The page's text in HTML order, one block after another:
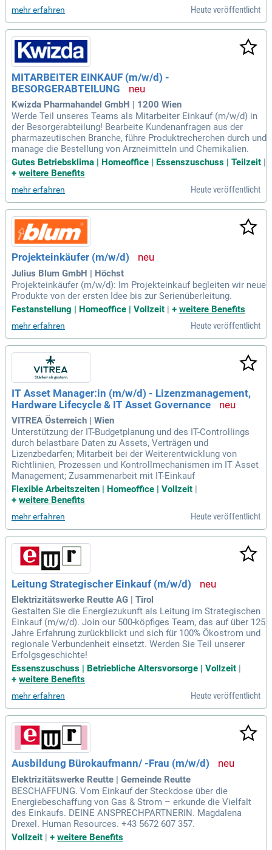
mehr erfahren Heute veröffentlicht
MITARBEITER EINKAUF (m/w/d) -
BESORGERABTEILUNG
Kwizda Pharmahandel GmbH | 1200 Wien
Werde Teil unseres Teams als Mitarbeiter Einkauf (m/w/d) in
der Besorgerabteilung! Bearbeite Kundenanfragen aus der
pharmazeutischen Branche, führe Produktrecherchen durch und
manage die Bestellung von Arzneimitteln und Chemikalien.
Gutes Betriebsklima | Homeoffice | Essenszuschuss | Teilzeit
+ weitere Benefits
mehr erfahren Heute veröffentlicht
Projekteinkäufer (m/w/d)
Julius Blum GmbH | Höchst
Projekteinkäufer (m/w/d): Im Projekteinkauf begleiten wir neue
Produkte von der ersten Idee bis zur Serienüberleitung.
Festanstellung | Homeoffice | Vollzeit | + weitere Benefits
mehr erfahren Heute veröffentlicht
IT Asset Manager:in (m/w/d) - Lizenzmanagement,
Hardware Lifecycle & IT Asset Governance
VITREA Österreich | Wien
Unterstützung der IT-Budgetplanung und des IT-Controllings
durch belastbare Daten zu Assets, Verträgen und
Lizenzbedarfen; Mitarbeit bei der Weiterentwicklung von
Richtlinien, Prozessen und Kontrollmechanismen im IT Asset
Management; Zusammenarbeit mit IT-Einkauf
Flexible Arbeitszeiten | Homeoffice | Vollzeit |
+ weitere Benefits
mehr erfahren Heute veröffentlicht
Leitung Strategischer Einkauf (m/w/d)
Elektrizitätswerke Reutte AG | Tirol
Gestalten Sie die Energiezukunft als Leitung im Strategischen
Einkauf (m/w/d). Join our 500-köpfiges Team, das auf über 125
Jahre Erfahrung zurückblickt und sich für 100% Ökostrom und
regionale Verbundenheit einsetzt. Werden Sie Teil unserer
Erfolgsgeschichte!
Essenszuschuss | Betriebliche Altersvorsorge | Vollzeit
+ weitere Benefits
mehr erfahren Heute veröffentlicht
Ausbildung Bürokaufmann/ -Frau (m/w/d)
Elektrizitätswerke Reutte | Gemeinde Reutte
BESCHAFFUNG. Vom Einkauf der Steckdose über die
Energiebeschaffung von Gas & Strom – erkunde die Vielfalt
des Einkaufs. DEINE ANSPRECHPARTNERIN. Magdalena
Drexel. Human Resources. +43 5672 607 357.
Vollzeit | + weitere Benefits